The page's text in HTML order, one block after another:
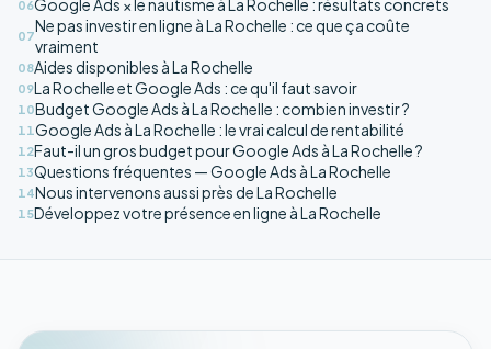
06Google Ads × le nautisme à La Rochelle : résultats concrets
07
Ne pas investir en ligne à La Rochelle : ce que ça coûte
vraiment
08Aides disponibles à La Rochelle
09La Rochelle et Google Ads : ce qu'il faut savoir
10Budget Google Ads à La Rochelle : combien investir ?
11Google Ads à La Rochelle : le vrai calcul de rentabilité
12Faut-il un gros budget pour Google Ads à La Rochelle ?
13Questions fréquentes — Google Ads à La Rochelle
14Nous intervenons aussi près de La Rochelle
15Développez votre présence en ligne à La Rochelle